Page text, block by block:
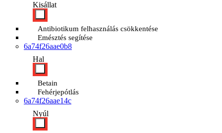
Kisállat
Antibiotikum felhasználás csökkentése
Emésztés segítése
6a74f26aae0b8
Hal
Betain
Fehérjepótlás
6a74f26aae14c
Nyúl